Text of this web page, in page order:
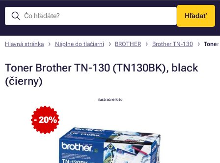
Hľadať
Menu
Hlavná stránka Náplne do tlačiarní BROTHER Brother TN-130
Toner Brother TN-130 (TN130BK), black
(čierny)
- 20%
ilustračné foto